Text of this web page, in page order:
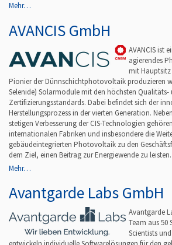
Mehr…
AVANCIS GmbH
AVANCIS ist
agierendes
mit Hauptsitz
Pionier der Dünnschichtphotovoltaik produzieren
Selenide) Solarmodule mit den höchsten Qualitäts-
Zertifizierungsstandards. Dabei befindet sich der
Herstellungsprozess in der vierten Generation.
stetigen Verbesserung der CIS-Technologien
internationalen Fabriken und insbesondere die
gebäudeintegrierten Photovoltaik zu den
dem Ziel, einen Beitrag zur Energiewende zu leisten.
Mehr…
Avantgarde Labs GmbH
Avantgarde
Team aus 50
Scientists